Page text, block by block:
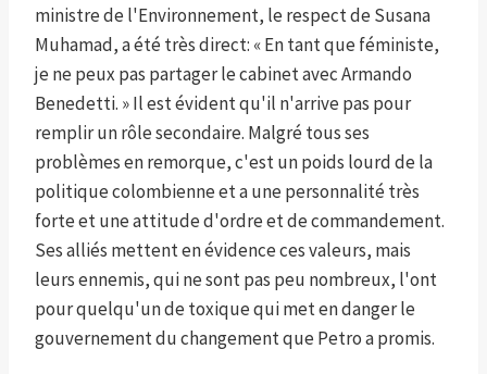
ministre de l'Environnement, le respect de Susana
Muhamad, a été très direct: « En tant que féministe,
je ne peux pas partager le cabinet avec Armando
Benedetti. » Il est évident qu'il n'arrive pas pour
remplir un rôle secondaire. Malgré tous ses
problèmes en remorque, c'est un poids lourd de la
politique colombienne et a une personnalité très
forte et une attitude d'ordre et de commandement.
Ses alliés mettent en évidence ces valeurs, mais
leurs ennemis, qui ne sont pas peu nombreux, l'ont
pour quelqu'un de toxique qui met en danger le
gouvernement du changement que Petro a promis.